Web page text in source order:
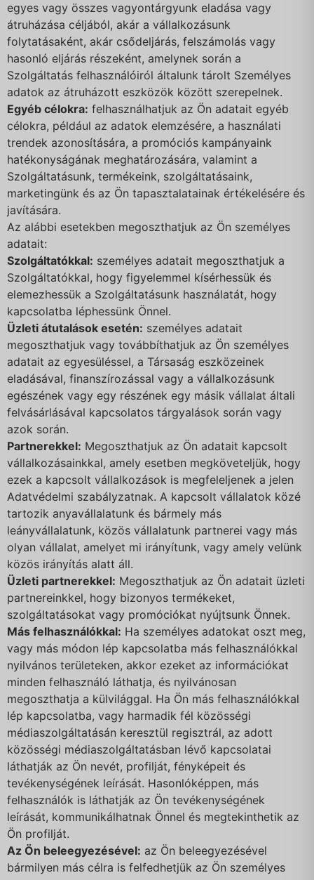
egyes vagy összes vagyontárgyunk eladása vagy
átruházása céljából, akár a vállalkozásunk
folytatásaként, akár csődeljárás, felszámolás vagy
hasonló eljárás részeként, amelynek során a
Szolgáltatás felhasználóiról általunk tárolt Személyes
adatok az átruházott eszközök között szerepelnek.
Egyéb célokra: felhasználhatjuk az Ön adatait egyéb
célokra, például az adatok elemzésére, a használati
trendek azonosítására, a promóciós kampányaink
hatékonyságának meghatározására, valamint a
Szolgáltatásunk, termékeink, szolgáltatásaink,
marketingünk és az Ön tapasztalatainak értékelésére és
javítására.
Az alábbi esetekben megoszthatjuk az Ön személyes
adatait:
Szolgáltatókkal: személyes adatait megoszthatjuk a
Szolgáltatókkal, hogy figyelemmel kísérhessük és
elemezhessük a Szolgáltatásunk használatát, hogy
kapcsolatba léphessünk Önnel.
Üzleti átutalások esetén: személyes adatait
megoszthatjuk vagy továbbíthatjuk az Ön személyes
adatait az egyesüléssel, a Társaság eszközeinek
eladásával, finanszírozással vagy a vállalkozásunk
egészének vagy egy részének egy másik vállalat általi
felvásárlásával kapcsolatos tárgyalások során vagy
azok során.
Partnerekkel: Megoszthatjuk az Ön adatait kapcsolt
vállalkozásainkkal, amely esetben megköveteljük, hogy
ezek a kapcsolt vállalkozások is megfeleljenek a jelen
Adatvédelmi szabályzatnak. A kapcsolt vállalatok közé
tartozik anyavállalatunk és bármely más
leányvállalatunk, közös vállalatunk partnerei vagy más
olyan vállalat, amelyet mi irányítunk, vagy amely velünk
közös irányítás alatt áll.
Üzleti partnerekkel: Megoszthatjuk az Ön adatait üzleti
partnereinkkel, hogy bizonyos termékeket,
szolgáltatásokat vagy promóciókat nyújtsunk Önnek.
Más felhasználókkal: Ha személyes adatokat oszt meg,
vagy más módon lép kapcsolatba más felhasználókkal
nyilvános területeken, akkor ezeket az információkat
minden felhasználó láthatja, és nyilvánosan
megoszthatja a külvilággal. Ha Ön más felhasználókkal
lép kapcsolatba, vagy harmadik fél közösségi
médiaszolgáltatásán keresztül regisztrál, az adott
közösségi médiaszolgáltatásban lévő kapcsolatai
láthatják az Ön nevét, profilját, fényképeit és
tevékenységének leírását. Hasonlóképpen, más
felhasználók is láthatják az Ön tevékenységének
leírását, kommunikálhatnak Önnel és megtekinthetik az
Ön profilját.
Az Ön beleegyezésével: az Ön beleegyezésével
bármilyen más célra is felfedhetjük az Ön személyes